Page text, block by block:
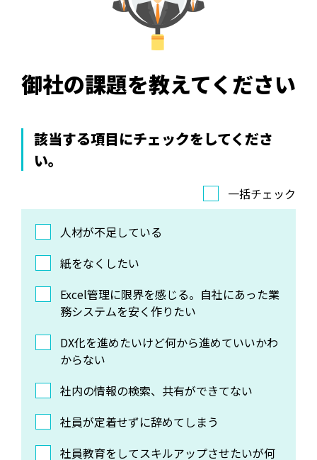
御社の課題を教えてください
該当する項目にチェックをしてくださ
い。
一括チェック
人材が不足している
紙をなくしたい
Excel管理に限界を感じる。自社にあった業
務システムを安く作りたい
DX化を進めたいけど何から進めていいかわ
からない
社内の情報の検索、共有ができてない
社員が定着せずに辞めてしまう
社員教育をしてスキルアップさせたいが何